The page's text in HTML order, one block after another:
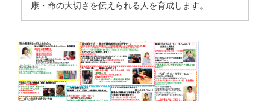
康・命の大切さを伝えられる人を育成します。